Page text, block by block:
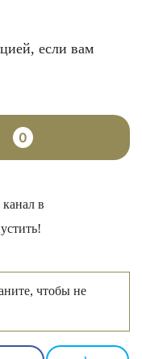
если вам
0
в
чтобы не